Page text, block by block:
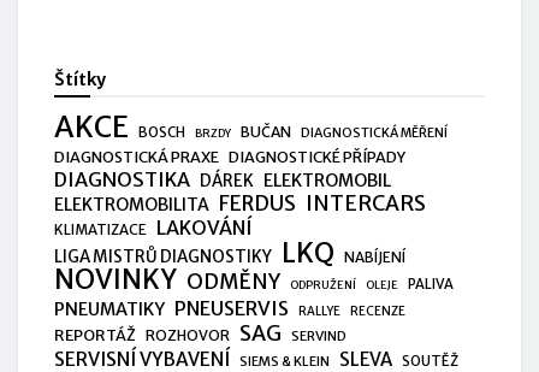
Štítky
AKCE BOSCH BRZDY BUČAN DIAGNOSTICKÁ MĚŘENÍ
DIAGNOSTICKÁ PRAXE DIAGNOSTICKÉ PŘÍPADY
DIAGNOSTIKA DÁREK ELEKTROMOBIL
ELEKTROMOBILITA FERDUS INTERCARS
KLIMATIZACE LAKOVÁNÍ
LIGA MISTRŮ DIAGNOSTIKY LKQ NABÍJENÍ
NOVINKY ODMĚNY ODPRUŽENÍ OLEJE PALIVA
PNEUMATIKY PNEUSERVIS RALLYE RECENZE
REPORTÁŽ ROZHOVOR SAG SERVIND
SERVISNÍ VYBAVENÍ SIEMS & KLEIN SLEVA SOUTĚŽ